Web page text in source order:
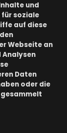
und
für soziale
auf diese
Webseite an
Analysen
Daten
oder die
gesammelt